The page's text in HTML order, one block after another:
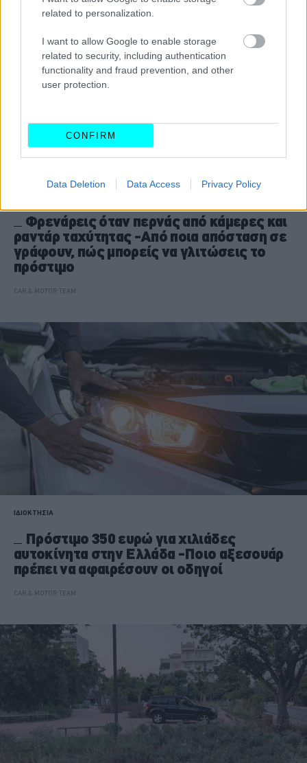
related to personalization.
I want to allow Google to enable storage
related to security, including authentication
functionality and fraud prevention, and other
user protection.
CONFIRM
Data Deletion Data Access Privacy Policy
Φρενάρεις όταν περνάς από κάμερες και
ραντάρ ταχύτητας -Από ποια απόσταση σε
γράφουν, πώς μπορείς να γλιτώσεις το
πρόστιμο
CAR & MOTOR TEAM
ΙΔΙΟΚΤΗΣΙΑ
Πρόστιμο 350 ευρώ για χιλιάδες
αυτοκίνητα στην Ελλάδα -Ποιο αξεσουάρ
πρέπει να αφαιρέσουν οι οδηγοί
CAR & MOTOR TEAM